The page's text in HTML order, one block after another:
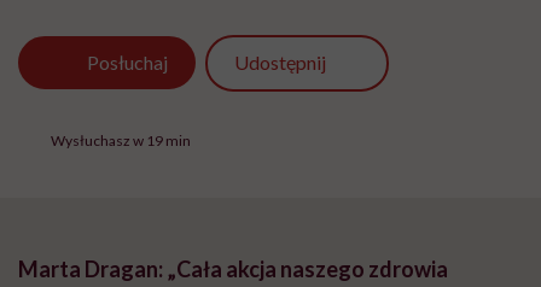
Posłuchaj Udostępnij
Wysłuchasz w 19 min
Marta Dragan: „Cała akcja naszego zdrowia